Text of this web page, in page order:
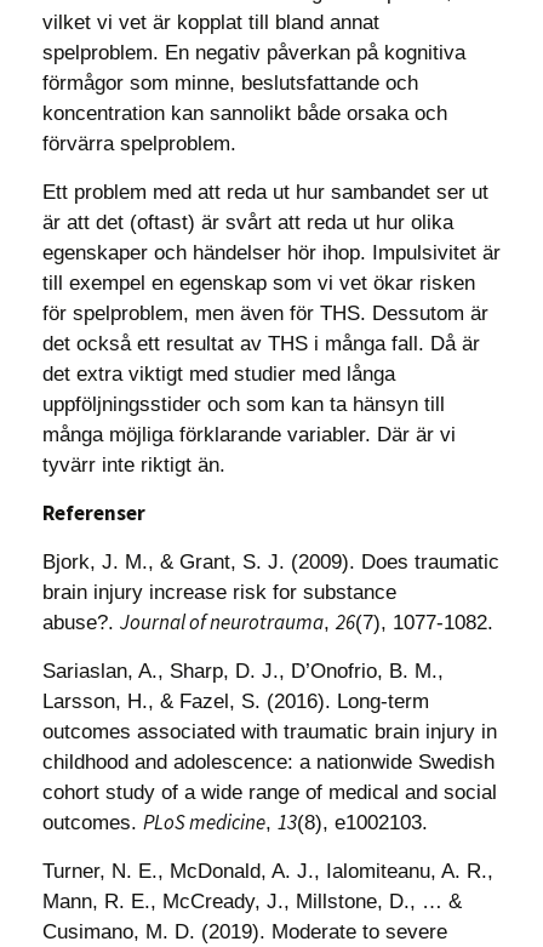
vilket vi vet är kopplat till bland annat
spelproblem. En negativ påverkan på kognitiva
förmågor som minne, beslutsfattande och
koncentration kan sannolikt både orsaka och
förvärra spelproblem.
Ett problem med att reda ut hur sambandet ser ut
är att det (oftast) är svårt att reda ut hur olika
egenskaper och händelser hör ihop. Impulsivitet är
till exempel en egenskap som vi vet ökar risken
för spelproblem, men även för THS. Dessutom är
det också ett resultat av THS i många fall. Då är
det extra viktigt med studier med långa
uppföljningsstider och som kan ta hänsyn till
många möjliga förklarande variabler. Där är vi
tyvärr inte riktigt än.
Referenser
Bjork, J. M., & Grant, S. J. (2009). Does traumatic
brain injury increase risk for substance
abuse?. Journal of neurotrauma, 26(7), 1077-1082.
Sariaslan, A., Sharp, D. J., D’Onofrio, B. M.,
Larsson, H., & Fazel, S. (2016). Long-term
outcomes associated with traumatic brain injury in
childhood and adolescence: a nationwide Swedish
cohort study of a wide range of medical and social
outcomes. PLoS medicine, 13(8), e1002103.
Turner, N. E., McDonald, A. J., Ialomiteanu, A. R.,
Mann, R. E., McCready, J., Millstone, D., … &
Cusimano, M. D. (2019). Moderate to severe